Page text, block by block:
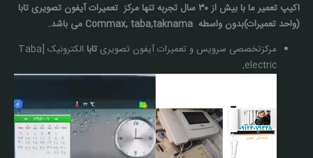
اکیپ تعمیر ما با بيش از ۳۰ سال تجربه تنها مركز تعمیرات آيفون تصويری تابا
(واحد تعمیرات)بدون واسطه Commax, taba,taknama می باشد.
مرکزتخصصی سرویس و تعمیرات آیفون تصویریتابا
الکترونیک [Taba
electric,